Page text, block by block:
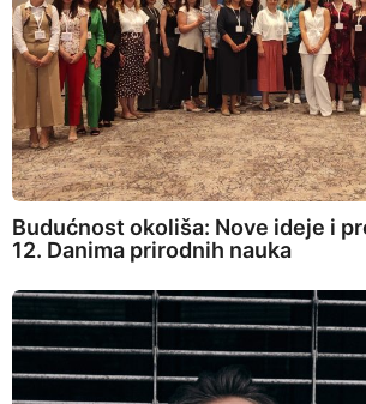
Budućnost okoliša: Nove ideje i
12. Danima prirodnih nauka